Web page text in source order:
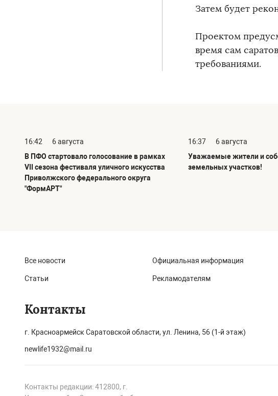
Затем будет
Проектом
время сам
требованиями.
16:42
6 августа
В ПФО стартовало голосование в рамках
VII сезона фестиваля уличного искусства
Приволжского федерального округа
"ФормАРТ"
16:37
6 августа
Уважаемые жители и
земельных участков!
Все новости
Статьи
Официальная информация
Рекламодателям
Контакты
г. Красноармейск Саратовской области, ул. Ленина, 56 (1-й этаж)
newlife1932@mail.ru
Контакты редакции: 412800, г.